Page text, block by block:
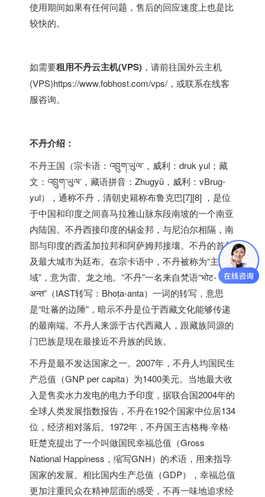
使用期间如果有任何问题，售后的回应速度上也是比
较快的。
如需要租用不丹云主机(VPS) ，请前往国外云主机
(VPS)https://www.fobhost.com/vps/ ，或联系在线客
服咨询。
不丹介绍：
不丹王国（宗卡语：འབྲུག་ཡུལ་，威利：druk yul；藏
文：འབྲུག་ཡུལ་，藏语拼音：Zhugyü，威利：vBrug-
yul），通称不丹，清朝史籍称布鲁克巴[7][8] ，是位
于中国和印度之间喜马拉雅山脉东段南坡的一个南亚
内陆国。不丹西接印度的锡金邦，与尼泊尔相隔，南
部与印度的西孟加拉邦和阿萨姆邦接壤。不丹的首都
及最大城市为廷布。在宗卡语中，不丹被称为“主克
域”，意为雷、龙之地。“不丹”一名来自梵语“भोट-
अन्त”（IAST转写：Bhoṭa-anta）一词的转写，意思
是“吐蕃的边陲”，暗示不丹是位于西藏文化能够传递
的最南端。不丹人来源于古代西藏人，跟藏族同源的
门巴族是现在最接近不丹族的民族。
不丹是最不发达国家之一。2007年，不丹人均国民生
产总值（GNP per capita）为1400美元。当地最大收
入是售卖水力发电的电力予印度，据联合国2004年的
全球人类发展指数报告，不丹在192个国家中位居134
位，经济相对落后。1972年，不丹国王吉格梅·辛格·
旺楚克提出了一个叫做国民幸福总值（Gross
National Happiness，缩写GNH）的术语，用来指导
国家的发展。相比国内生产总值（GDP），幸福总值
更加注重民众在精神层面的感受，不再一味地追求经